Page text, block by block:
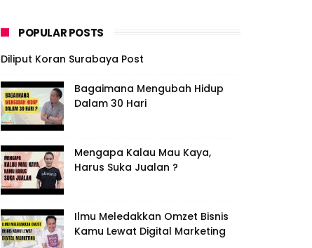
POPULAR POSTS
Diliput Koran Surabaya Post
Bagaimana Mengubah Hidup
Dalam 30 Hari
Mengapa Kalau Mau Kaya,
Harus Suka Jualan ?
Ilmu Meledakkan Omzet Bisnis
Kamu Lewat Digital Marketing